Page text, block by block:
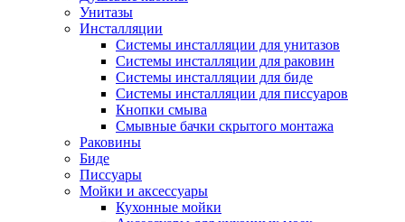
Унитазы
Инсталляции
Системы инсталляции для унитазов
Системы инсталляции для раковин
Системы инсталляции для биде
Системы инсталляции для писсуаров
Кнопки смыва
Смывные бачки скрытого монтажа
Раковины
Биде
Писсуары
Мойки и аксессуары
Кухонные мойки